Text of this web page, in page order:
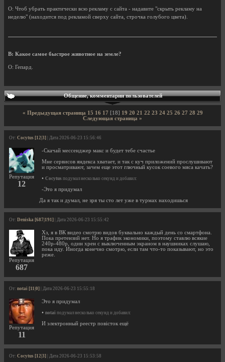
О: Чтоб убрать практически всю рекламу с сайта - надавите "скрыть рекламу на
неделю" (находится под рекламой сверху сайта, строчка голубого цвета).
В: Какое самое быстрое животное на земле?
О: Гепард.
Общение, комментарии пользователей
« Предыдущая страница 15 16 17 [18] 19 20 21 22 23 24 25 26 27 28 29
Следующая страница »
От: Cocytus [12|3] | Дата 2026-06-23 15:56:46
Репутация
12
-Скачай мессенджер макс и будет тебе счастье
Мне сервисов яндекса хватает, и так с куч приложений прослушивают
и просматривают, зачем еще этот глючный кусок соевого мяса качать?
• Cocytus подумал несколько секунд и добавил:
-Это я придумал
Да я так и думал, не зря ты сто лет уже в турмах находишься
От: Deniska [687|191] | Дата 2026-06-23 15:55:42
Репутация
687
Хз, я в ВК видео смотрю видов буквально каждый день со смартфона.
Пока претензий нет. Но я трафик экономики, поэтому ставлю всякие
240р-480р, один хрен с выключенным экраном в наушниках слушаю,
пока иду. Иногда конечно смотрю, если там что-то показывают, но это
реже.
От: notai [11|0] | Дата 2026-06-23 15:55:18
Репутация
11
Это я придумал
• notai подумал несколько секунд и добавил:
И электронный реестр повiсток ещё
От: Cocytus [12|3] | Дата 2026-06-23 15:53:58